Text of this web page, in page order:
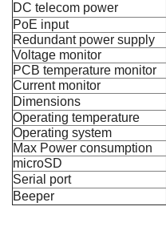
DC telecom power
PoE input
Redundant power supply
Voltage monitor
PCB temperature monitor
Current monitor
Dimensions
Operating temperature
Operating system
Max Power consumption
microSD
Serial port
Beeper